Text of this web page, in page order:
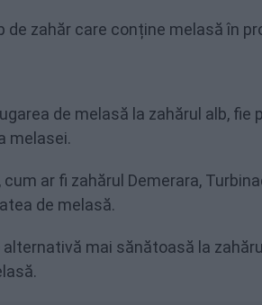
de zahăr care conține melasă în
de melasă la zahărul alb, fie
melasei.
ar fi zahărul Demerara,
de melasă.
mai sănătoasă la